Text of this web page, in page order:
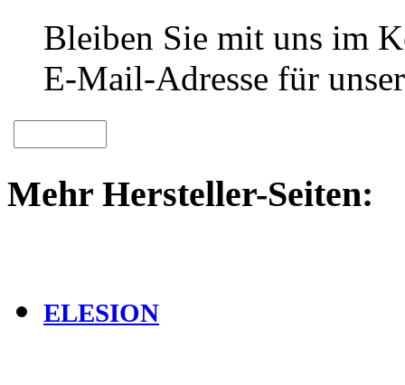
Bleiben Sie mit uns im
E-Mail-Adresse für
Mehr Hersteller-Seiten:
ELESION